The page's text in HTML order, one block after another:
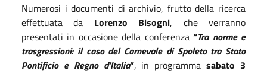
Numerosi i documenti di archivio, frutto della ricerca
effettuata da Lorenzo Bisogni, che verranno
presentati in occasione della conferenza“Tra norme e
trasgressioni: il caso del Carnevale di Spoleto tra Stato
Pontificio e Regno d’Italia”, in programmasabato 3